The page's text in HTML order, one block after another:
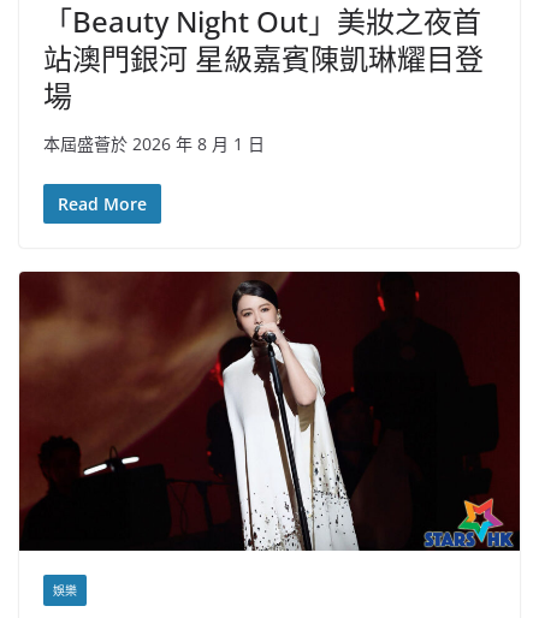
「Beauty Night Out」美妝之夜首
站澳門銀河 星級嘉賓陳凱琳耀目登
場
本屆盛薈於 2026 年 8 月 1 日
Read More
娛樂